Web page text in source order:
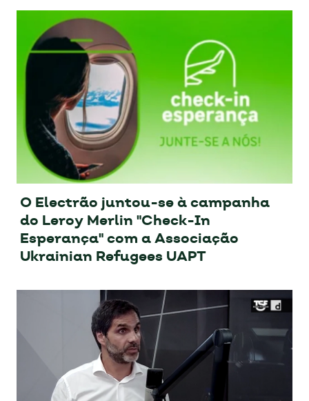
O Electrão juntou-se à campanha
do Leroy Merlin "Check-In
Esperança" com a Associação
Ukrainian Refugees UAPT